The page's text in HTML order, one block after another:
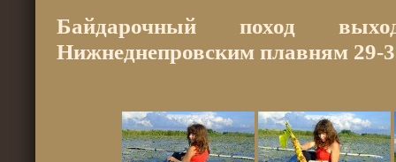
Байдарочный поход
Нижнеднепровским плавням 29-